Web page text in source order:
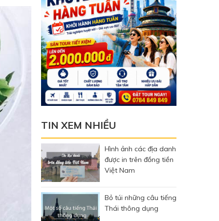
TIN XEM NHIỀU
Hình ảnh các địa danh
được in trên đồng tiền
Việt Nam
Bỏ túi những câu tiếng
Thái thông dụng